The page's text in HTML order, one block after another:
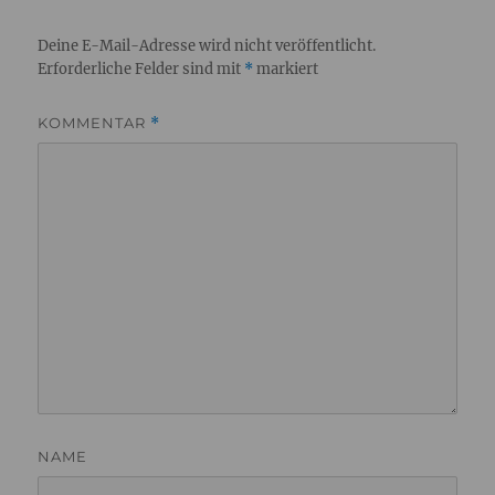
Deine E-Mail-Adresse wird nicht veröffentlicht.
Erforderliche Felder sind mit * markiert
KOMMENTAR *
NAME